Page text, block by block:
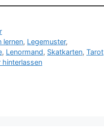
lernen, Legemuster,
, Lenormand, Skatkarten, Tarot
hinterlassen